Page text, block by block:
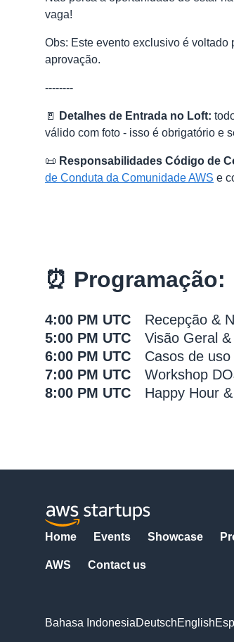
vaga!
Obs: Este evento exclusivo é
aprovação.
--------
🚪 Detalhes de Entrada no Loft:
válido com foto - isso é obrigatório e
📜 Responsabilidades Código de
de Conduta da Comunidade AWS e
⏰ Programação:
4:00 PM UTC
Recepção &
5:00 PM UTC
Visão Geral
6:00 PM UTC
Casos de
7:00 PM UTC
Workshop
8:00 PM UTC
Happy Hour
Home Events Showcase
AWS Contact us
Bahasa IndonesiaDeutschEnglish